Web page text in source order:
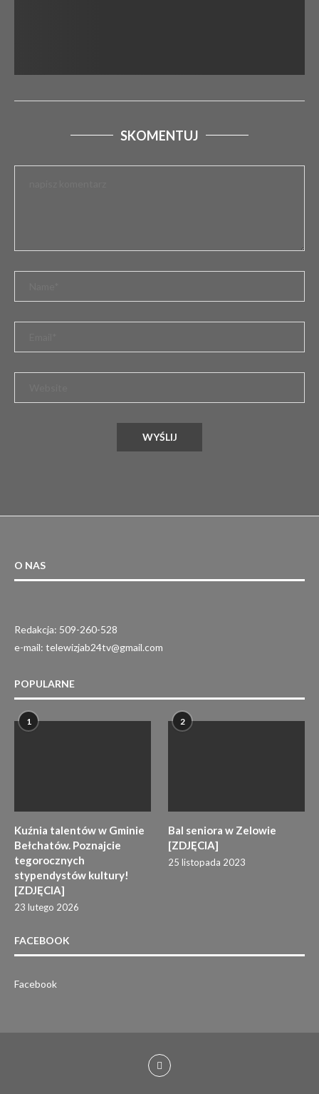
KRASZKOWICE PODSUMOWAŁY AKCJĘ „MIKOŁAJ
SKOMENTUJ
O NAS
Redakcja: 509-260-528
e-mail: telewizjab24tv@gmail.com
POPULARNE
1
Kuźnia talentów w Gminie
Bełchatów. Poznajcie
tegorocznych
stypendystów kultury!
[ZDJĘCIA]
23 lutego 2026
2
Bal seniora w Zelowie
[ZDJĘCIA]
25 listopada 2023
FACEBOOK
Facebook